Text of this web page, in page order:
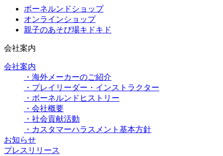
ボーネルンドショップ
オンラインショップ
親子のあそび場キドキド
会社案内
会社案内
・海外メーカーのご紹介
・プレイリーダー・インストラクター
・ボーネルンドヒストリー
・会社概要
・社会貢献活動
・カスタマーハラスメント基本方針
お知らせ
プレスリリース